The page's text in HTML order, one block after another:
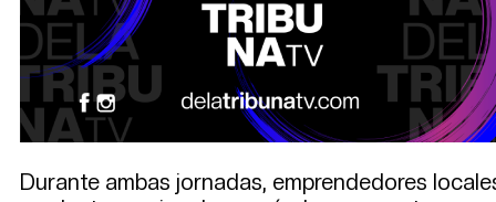
Durante ambas jornadas, emprendedores